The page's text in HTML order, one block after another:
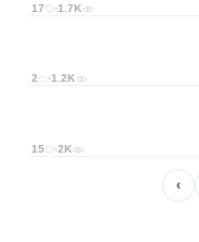
17 1.7K
2 1.2K
15 2K
›